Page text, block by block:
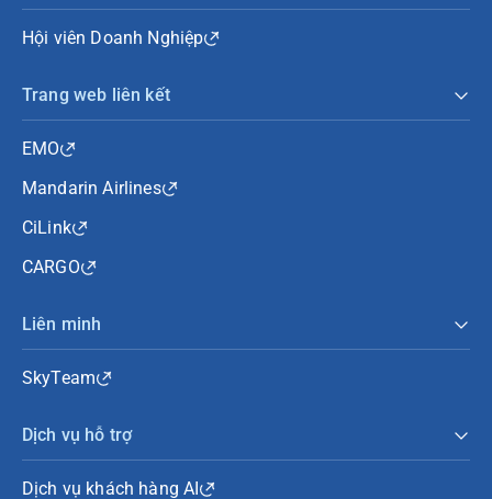
Hội viên Doanh Nghiệp
Trang web liên kết
EMO
Mandarin Airlines
CiLink
CARGO
Liên minh
SkyTeam
Dịch vụ hỗ trợ
Dịch vụ khách hàng AI